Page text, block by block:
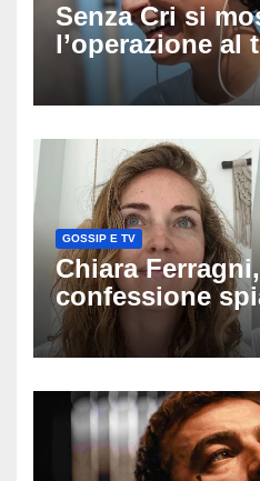
Senza Cri si
l’operazione al
anni mi
racconto sul
GOSSIP E TV
Chiara
confessione
mio ex voleva
il seno». Poi